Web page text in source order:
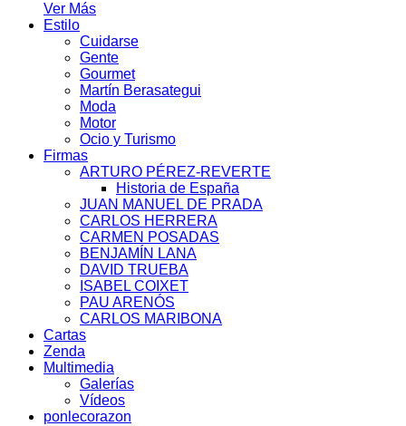
Ver Más
Estilo
Cuidarse
Gente
Gourmet
Martín Berasategui
Moda
Motor
Ocio y Turismo
Firmas
ARTURO PÉREZ-REVERTE
Historia de España
JUAN MANUEL DE PRADA
CARLOS HERRERA
CARMEN POSADAS
BENJAMÍN LANA
DAVID TRUEBA
ISABEL COIXET
PAU ARENÓS
CARLOS MARIBONA
Cartas
Zenda
Multimedia
Galerías
Vídeos
ponlecorazon